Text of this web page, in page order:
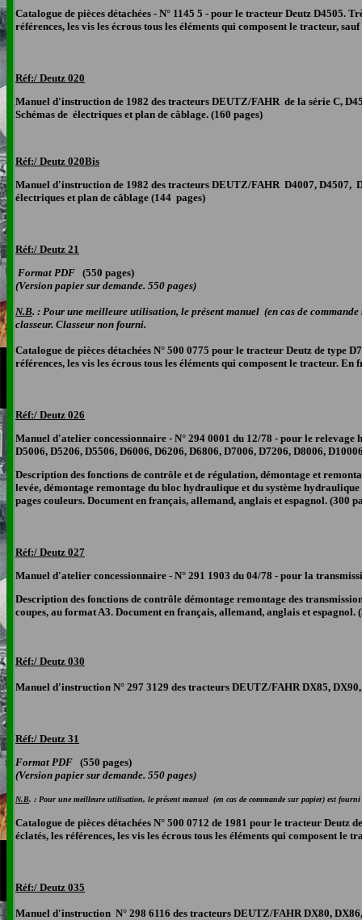
Catalogue de pièces détachées - N° 1145 5 - pour le tracteur Deutz D4505.
références, les vis les écrous tous les éléments qui composent le tracteur,
Réf:/ Deutz 020
Manuel d'instruction de 1982 des tracteurs DEUTZ/FAHR de la série C,
Schémas de électriques et plan de câblage. (160 pages)
Réf:/ Deutz 020Bis
Manuel d'instruction de 1982 des tracteurs DEUTZ/FAHR D4007, D4507,
électriques et plan de câblage (144 pages)
Réf:/ Deutz 21
Format PDF (550 pages)
(Version papier sur demande. 550 pages)
N.B. : Pour une meilleure utilisation, le présent manuel (en cas de
classeur. Classeur non fourni.
Catalogue de pièces détachées N° 500 0775 pour le tracteur Deutz de type
références, les vis les écrous tous les éléments qui composent le tracteur.
Réf:/ Deutz 026
Manuel d'atelier concessionnaire - N° 294 0001 du 12/78 - pour le
D5006, D5206, D5506, D6006, D6206, D6806, D7006, D7206, D8006,
Description des fonctions de contrôle et de régulation, démontage et
levée, démontage remontage du bloc hydraulique et du système
pages couleurs. Document en français, allemand, anglais et espagnol. (300
Réf:/ Deutz 027
Manuel d'atelier concessionnaire - N° 291 1903 du 04/78 - pour la
Description des fonctions de contrôle démontage remontage des
coupes, au format A3. Document en français, allemand, anglais et espagnol.
Réf:/ Deutz 030
Manuel d'instruction N° 297 3129 des tracteurs DEUTZ/FAHR DX85,
Réf:/ Deutz 31
Format PDF (550 pages)
(Version papier sur demande. 550 pages)
N.B. : Pour une meilleure utilisation, le présent manuel (en cas de commande sur papier) est
Catalogue de pièces détachées N° 500 0712 de 1981 pour le tracteur Deutz
éclatés, les références, les vis les écrous tous les éléments qui composent le
Réf:/ Deutz 035
Manuel d'instruction N° 298 6116 des tracteurs DEUTZ/FAHR DX80,